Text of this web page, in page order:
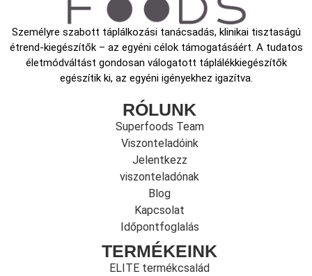
Személyre szabott táplálkozási tanácsadás, klinikai tisztaságú
étrend-kiegészítők – az egyéni célok támogatásáért. A tudatos
életmódváltást gondosan válogatott táplálékkiegészítők
egészítik ki, az egyéni igényekhez igazítva.
RÓLUNK
Superfoods Team
Viszonteladóink
Jelentkezz
viszonteladónak
Blog
Kapcsolat
Időpontfoglalás
TERMÉKEINK
ELITE termékcsalád